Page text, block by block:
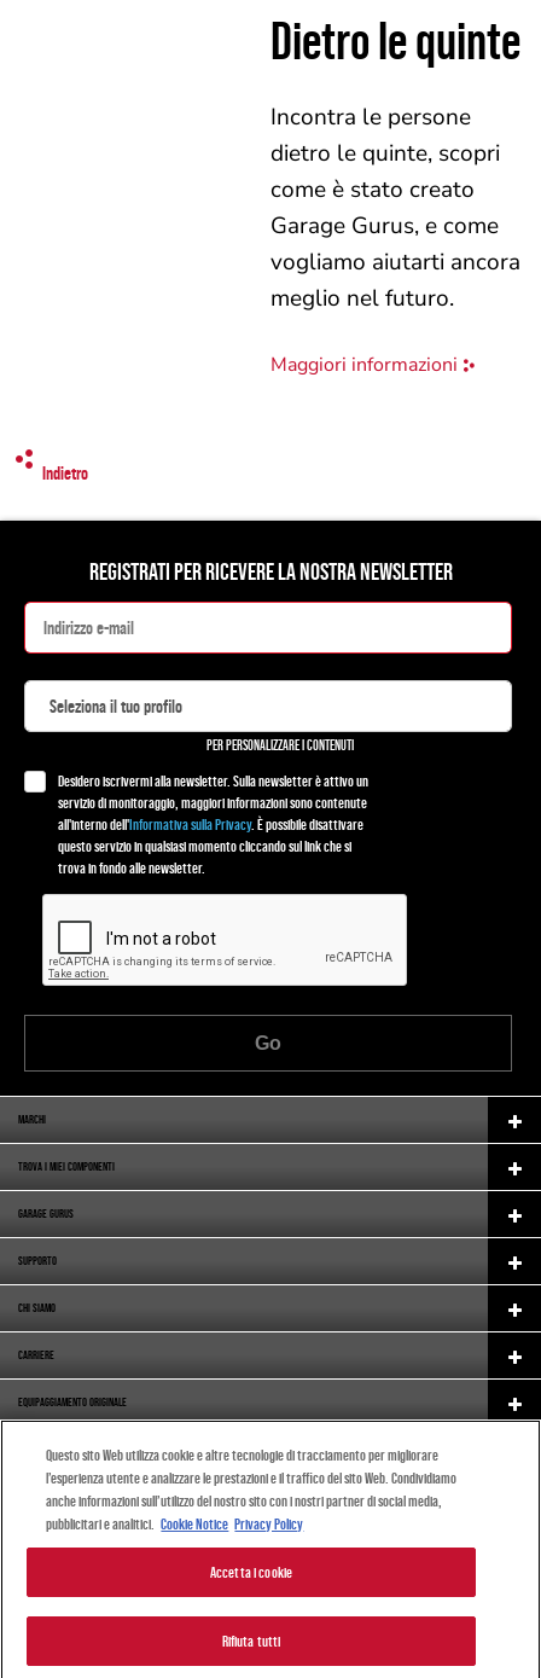
Dietro le quinte
Incontra le persone
dietro le quinte, scopri
come è stato creato
Garage Gurus, e come
vogliamo aiutarti ancora
meglio nel futuro.
Maggiori informazioni
Indietro
REGISTRATI PER RICEVERE LA NOSTRA NEWSLETTER
PER PERSONALIZZARE I CONTENUTI
Desidero iscrivermi alla newsletter. Sulla newsletter è attivo un
servizio di monitoraggio, maggiori informazioni sono contenute
all'interno dell'Informativa sulla Privacy. È possibile disattivare
questo servizio in qualsiasi momento cliccando sul link che si
trova in fondo alle newsletter.
Go
MARCHI
TROVA I MIEI COMPONENTI
GARAGE GURUS
SUPPORTO
CHI SIAMO
CARRIERE
EQUIPAGGIAMENTO ORIGINALE
CATALOGUE
(ITALIANO)
© 2024 DRiV Automotive Inc. o una delle sue affiliate in uno o più paesi.
Informativa sulla privacy|Condizioni d'uso|Certificazioni|
Questo sito Web utilizza cookie e altre tecnologie di tracciamento per migliorare
l’esperienza utente e analizzare le prestazioni e il traffico del sito Web. Condividiamo
anche informazioni sull’utilizzo del nostro sito con i nostri partner di social media,
pubblicitari e analitici. Cookie Notice Privacy Policy
Rifiuta tutti
Accetta i cookie